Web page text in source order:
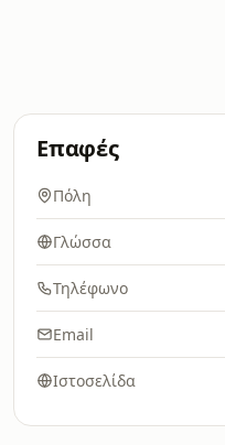
Επαφές
Πόλη
Γλώσσα
Τηλέφωνο
Email
Ιστοσελίδα